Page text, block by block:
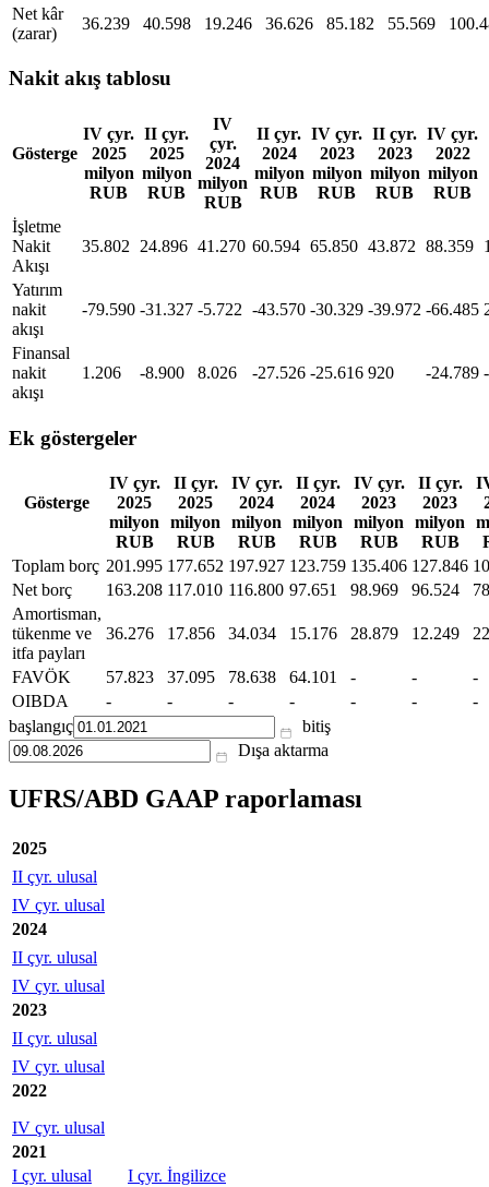
Net kâr
(zarar)
36.239 40.598 19.246 36.626 85.182 55.569
Nakit akış tablosu
Gösterge
IV çyr.
2025
milyon
RUB
II çyr.
2025
milyon
RUB
IV
çyr.
2024
milyon
RUB
II çyr.
2024
milyon
RUB
IV çyr.
2023
milyon
RUB
II çyr.
2023
milyon
RUB
IV çyr.
2022
milyon
RUB
İşletme
Nakit
Akışı
35.802 24.896 41.270 60.594 65.850 43.872 88.359
Yatırım
nakit
akışı
-79.590 -31.327 -5.722 -43.570 -30.329 -39.972 -66.485
Finansal
nakit
akışı
1.206 -8.900 8.026 -27.526 -25.616 920 -24.789
Ek göstergeler
Gösterge
IV çyr.
2025
milyon
RUB
II çyr.
2025
milyon
RUB
IV çyr.
2024
milyon
RUB
II çyr.
2024
milyon
RUB
IV çyr.
2023
milyon
RUB
II çyr.
2023
milyon
RUB
Toplam borç 201.995 177.652 197.927 123.759 135.406 127.846
Net borç
163.208 117.010 116.800 97.651 98.969 96.524
Amortisman,
tükenme ve
itfa payları
36.276 17.856 34.034 15.176 28.879 12.249
FAVÖK 57.823 37.095 78.638 64.101 - -
-
OIBDA
- - - - - -
-
başlangıç
bitiş
Dışa aktarma
UFRS/ABD GAAP raporlaması
2025
II çyr. ulusal
IV çyr. ulusal
2024
II çyr. ulusal
IV çyr. ulusal
2023
II çyr. ulusal
IV çyr. ulusal
2022
IV çyr. ulusal
2021
I çyr. ulusal
I çyr. İngilizce